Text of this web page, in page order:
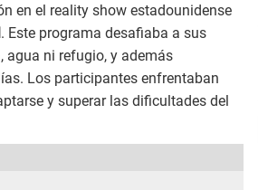
en el reality show estadounidense
. Este programa desafiaba a sus
agua ni refugio, y además
Los participantes enfrentaban
y superar las dificultades del